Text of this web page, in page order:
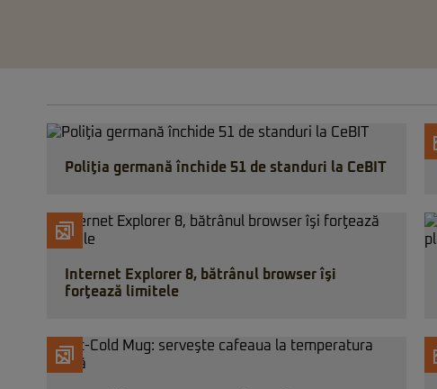
Poliţia germană închide 51 de standuri la CeBIT
Internet Explorer 8, bătrânul browser îşi
forţează limitele